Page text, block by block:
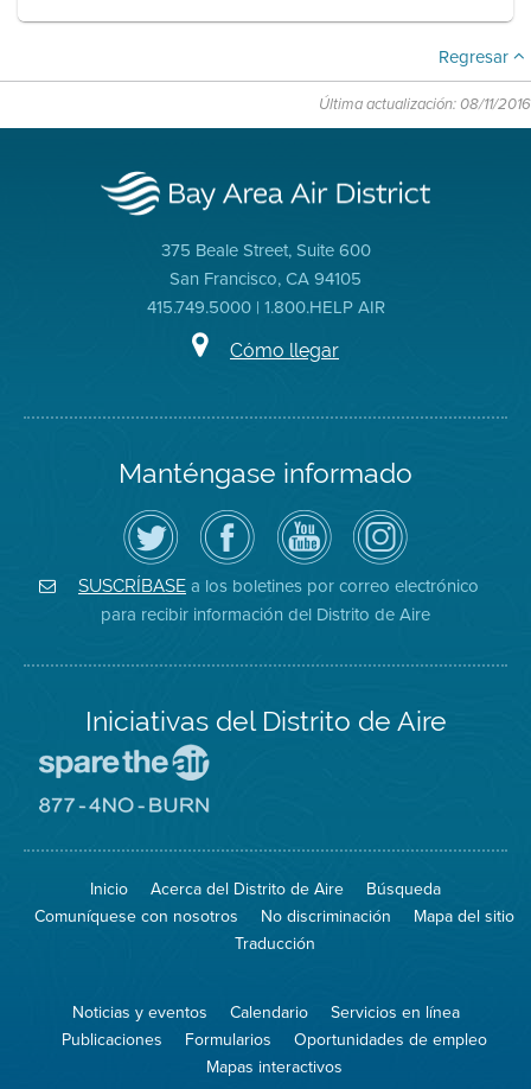
Regresar
Última actualización: 08/11/2016
375 Beale Street, Suite 600
San Francisco, CA 94105
415.749.5000 | 1.800.HELP AIR
Cómo llegar
Manténgase informado
Siga
el
Distrito
de
Aire
en
Twitter
Visite
la
página
de
Facebook
del
Distrito
Canal
de
YouTube
del
Distrito
de
Aire
Air
District
on
Instagram
SUSCRÍBASE a los boletines por correo electrónico
para recibir información del Distrito de Aire
Iniciativas del Distrito de Aire
Spare
Air
el
aire)
sitio
8774
Burn
Inicio Acerca del Distrito de Aire
Búsqueda
Comuníquese con nosotros
No discriminación
Mapa del sitio
Traducción
Noticias y eventos Calendario
Servicios en línea
Publicaciones
Formularios
Oportunidades de empleo
Mapas interactivos